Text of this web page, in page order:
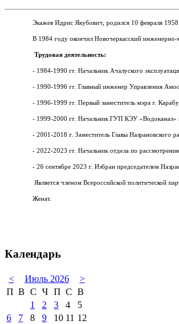
Экажев Идрис Якубович, родился 10 февраля
В 1984 году окончил Новочеркасский инженерно-
Трудовая деятельность:
- 1984-1990 гг. Начальник Ачалуского
- 1990-1996 гг. Главный инженер Управления
- 1996-1999 гг. Первый заместитель мэра г.
- 1999-2000 гг. Начальник ГУП КЭУ «Водоканал»
- 2001-2018 г. Заместитель Главы Назрановского
- 2022-2023 гг. Начальник отдела по
- 26 сентябре 2023 г. Избран председателем
Является членом Всероссийской политической
Женат.
Календарь
< Июль 2026
>
П В С Ч П С В
1
2 3 4
5
6
7 8 9 10 11 12